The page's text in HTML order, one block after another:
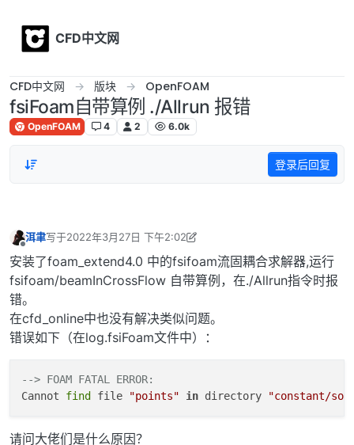
CFD中文网
CFD中文网 版块 OpenFOAM
fsiFoam自带算例 ./Allrun 报错
OpenFOAM 4 2 6.0k
登录后回复
洱聿写于2022年3月27日 下午2:02
最后由 洱聿 编辑2022年3月27日 下午10:03
安装了foam_extend4.0 中的fsifoam流固耦合求解器,运行
fsifoam/beamInCrossFlow 自带算例，在./Allrun指令时报
错。
在cfd_online中也没有解决类似问题。
错误如下（在log.fsiFoam文件中）：
--> FOAM FATAL ERROR:
Cannot find file "points" in directory "constant/
请问大佬们是什么原因？